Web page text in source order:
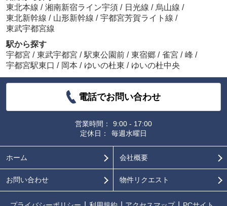
東北本線 / 湘南新宿ライン宇須 / 日光線 / 烏山線 /
東北新幹線 / 山形新幹線 / 宇都宮芳賀ライト線 /
東武宇都宮線
駅から探す
宇都宮 / 東武宇都宮 / 駅東公園前 / 東宿郷 / 雀宮 / 峰 /
宇都宮駅東口 / 岡本 / ゆいの杜東 / ゆいの杜中央
電話でお問い合わせ
営業時間：
9:00 - 17:00
定休日：
毎週水曜日
ホーム 会社概要
お問い合わせ 物件リクエスト